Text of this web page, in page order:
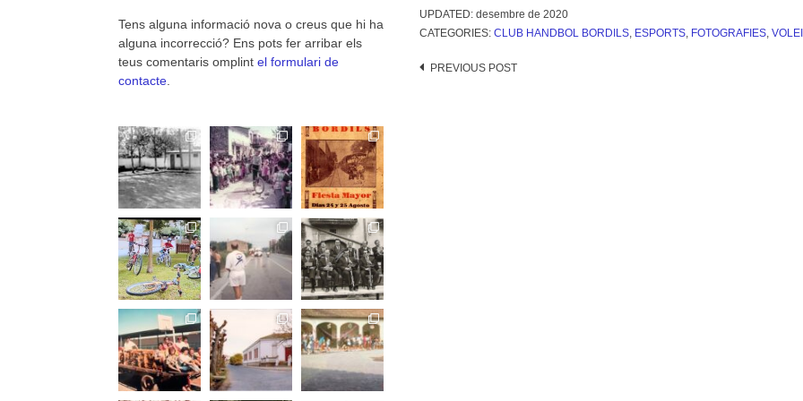
UPDATED: desembre de 2020
CATEGORIES: CLUB HANDBOL BORDILS, ESPORTS, FOTOGRAFIES,
Post
PREVIOUS POST
Tens alguna informació nova o creus que hi ha
alguna incorrecció? Ens pots fer arribar els
teus comentaris omplint el formulari de
contacte